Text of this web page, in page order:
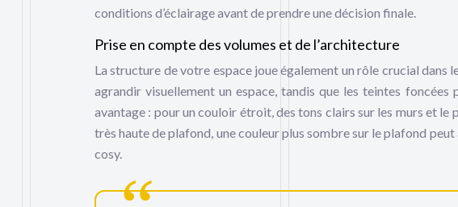
conditions d’éclairage avant de prendre une décision finale.
Prise en compte des volumes et de l’architecture
La structure de votre espace joue également un rôle crucial dans
agrandir visuellement un espace, tandis que les teintes
avantage : pour un couloir étroit, des tons clairs sur les murs et le
très haute de plafond, une couleur plus sombre sur le plafond
cosy.